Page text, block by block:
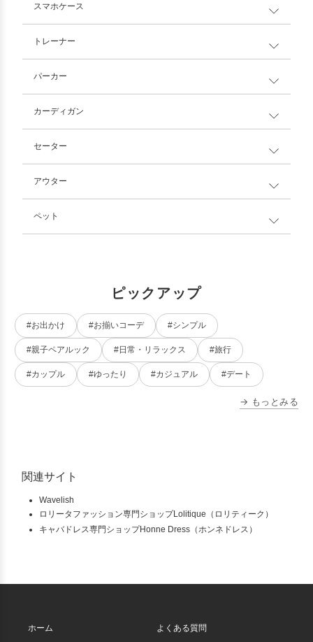
スマホケース
トレーナー
パーカー
カーディガン
セーター
アウター
ペット
ピックアップ
#お出かけ #お揃いコーデ #シンプル
#親子ペアルック #日常・リラックス #旅行
#カップル #ゆったり #カジュアル #デート
→ もっとみる
関連サイト
Wavelish
ロリータファッション専門ショップLolitique（ロリティーク）
キャバドレス専門ショップHonne Dress（ホンネドレス）
ホーム よくある質問